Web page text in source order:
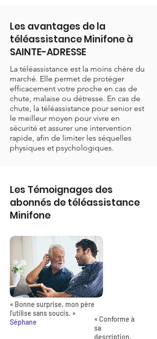
Les avantages de la
téléassistance Minifone à
SAINTE-ADRESSE
La téléassistance est la moins chère du
marché. Elle permet de protéger
efficacement votre proche en cas de
chute, malaise ou détresse. En cas de
chute, la téléassistance pour senior est
le meilleur moyen pour vivre en
sécurité et assurer une intervention
rapide, afin de limiter les séquelles
physiques et psychologiques.
Les Témoignages des
abonnés de téléassistance
Minifone
« Bonne surprise, mon père
l'utilise sans soucis. »
Séphane
« Conforme à
sa
description.